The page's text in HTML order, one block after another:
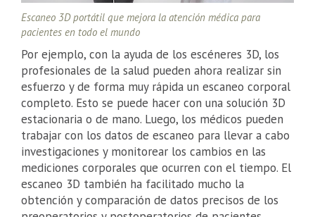
Escaneo 3D portátil que mejora la atención médica para
pacientes en todo el mundo
Por ejemplo, con la ayuda de los escéneres 3D, los
profesionales de la salud pueden ahora realizar sin
esfuerzo y de forma muy rápida un escaneo corporal
completo. Esto se puede hacer con una solución 3D
estacionaria o de mano. Luego, los médicos pueden
trabajar con los datos de escaneo para llevar a cabo
investigaciones y monitorear los cambios en las
mediciones corporales que ocurren con el tiempo. El
escaneo 3D también ha facilitado mucho la
obtención y comparación de datos precisos de los